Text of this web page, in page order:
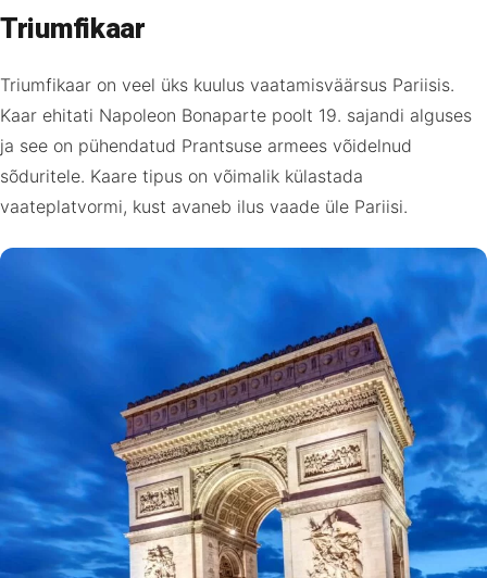
Triumfikaar
Triumfikaar on veel üks kuulus vaatamisväärsus Pariisis.
Kaar ehitati Napoleon Bonaparte poolt 19. sajandi alguses
ja see on pühendatud Prantsuse armees võidelnud
sõduritele. Kaare tipus on võimalik külastada
vaateplatvormi, kust avaneb ilus vaade üle Pariisi.